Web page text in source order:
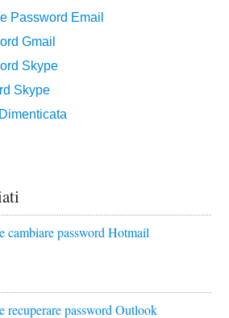
cambiare password Hotmail
recuperare password Outlook